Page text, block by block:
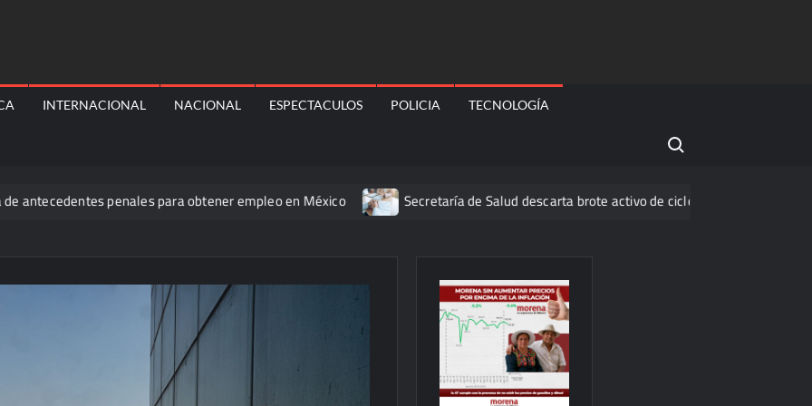
INTERNACIONAL NACIONAL ESPECTACULOS POLICIA TECNOLOGÍA
Search for:
penales para obtener empleo en México Secretaría de Salud descarta brote activo de ciclosporiasis en México y pide